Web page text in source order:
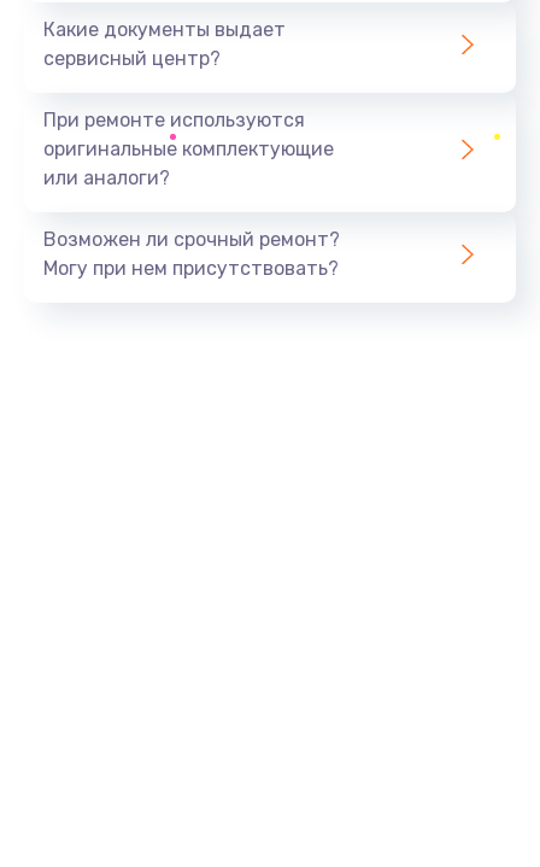
Какие документы выдает
сервисный центр?
При ремонте используются
оригинальные комплектующие
или аналоги?
Возможен ли срочный ремонт?
Могу при нем присутствовать?